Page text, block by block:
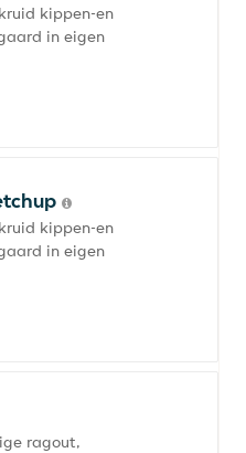
kippen-en
in eigen
kippen-en
in eigen
ragout,